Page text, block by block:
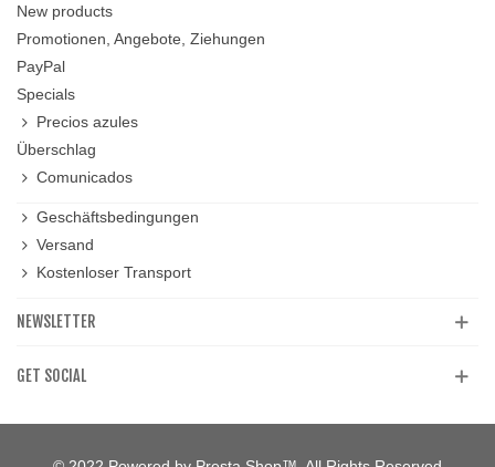
New products
Promotionen, Angebote, Ziehungen
PayPal
Specials
Precios azules
Überschlag
Comunicados
Geschäftsbedingungen
Versand
Kostenloser Transport
NEWSLETTER
GET SOCIAL